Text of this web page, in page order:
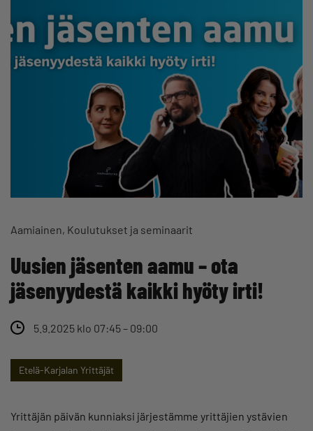
Aamiainen Koulutukset ja seminaarit
Uusien jäsenten aamu – ota
jäsenyydestä kaikki hyöty irti!
5.9.2025 klo 07:45 – 09:00
Etelä-Karjalan Yrittäjät
Yrittäjän päivän kunniaksi järjestämme yrittäjien ystävien